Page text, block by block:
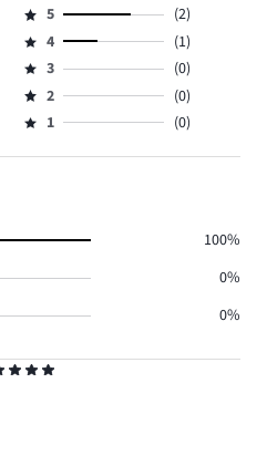
Hodnotenie
5,
počet
hlasov
2.
5
(2)
Hodnotenie
4,
počet
hlasov
4
(1)
Hodnotenie
3,
počet
3
(0)
Hodnotenie
2,
2
(0)
Hodnotenie
1,
1 (0)
100%
0%
0%